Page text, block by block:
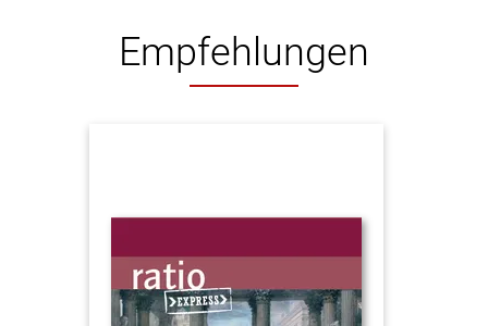
Empfehlungen